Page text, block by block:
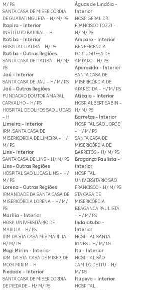
M/ PS
SANTA CASA DE MISERICÓRDIA
DE GUARATINGUETA - H/ M/ PS
Itapira - Interior
INSTITUTO BAIRRAL - H
Itatiba - Interior
HOSPITAL ITATIBA - H/ PS
Itatiba - Outras Regiões
SANTA CASA DE ITATIBA - H/ M/
PS
Jaú - Interior
SANTA CASA DE JAÚ - H/ M/ PS
Jaú - Outras Regiões
FUNDACAO DOUTOR AMARAL
CARVALHO - H/ PS
HOSPITAL DE OLHOS SAO JUDAS
- H
Limeira - Interior
IRM. SANTA CASA DE
MISERICORDIA DE LIMEIRA - H/
M/ PS
Lins - Interior
SANTA CASA DE LINS - H/ M/ PS
Lins - Outras Regiões
HOSPITAL SAO LUCAS LINS - H/
M/ PS
Lorena - Outras Regiões
IRMANDADE DA SANTA CASA DE
MISERICÓRDIA LORENA - H/ M/
PS
Marília - Interior
HOSP. UNIVERSITÁRIO DE
MARILIA - H/ PS
IRM DA STA CASA MIS MARILIA -
H/ M/ PS
Mogi Mirim - Interior
IRM. DA STA. CASA DE MISER. DE
MOGI MIRIM - H
Piedade - Interior
SANTA CASA DE MISERICORDIA
DE PIEDADE - H/ M/ PS
Águas de Lindóia -
Interior
HOSP. GERAL DR.
FRANCISCO TOZZI -
H/ M/ PS
Amparo - Interior
BENEFICENCIA
PORTUGUESA DE
AMPARO - H/ PS
Aparecida - Interior
SANTA CASA DE
MISERICÓRDIA DE
APARECIDA - H/ M/ PS
Atibaia - Interior
HOSP. ALBERT SABIN -
H/ M/ PS
Barretos - Interior
HOSPITAL SÃO JORGE
- H/ M/ PS
SANTA CASA DE
MISERICÓRDIA DE
BARRETOS - H/ M/ PS
Bragança Paulista -
Interior
HOSPITAL
UNIVERSITARIO SÃO
FRANCISCO - H/ M/ PS
STA CASA DE
MISERICÓRDIA
BRAGANCA PAULISTA
- H/ M/ PS
Indaiatuba -
Interior
HOSPITAL SANTA
IGNES - H/ M/ PS
Itu - Interior
HOSPITAL SÃO
CAMILO DE ITU - H/
M/ PS
Itupeva - Interior
HOSPITAL